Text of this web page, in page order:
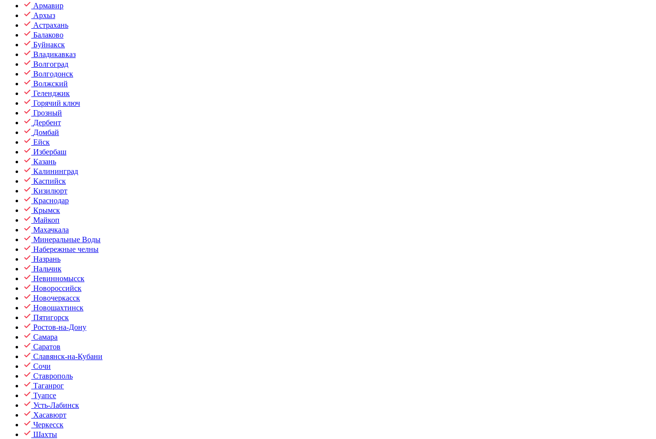
Армавир
Архыз
Астрахань
Балаково
Буйнакск
Владикавказ
Волгоград
Волгодонск
Волжский
Геленджик
Горячий ключ
Грозный
Дербент
Домбай
Ейск
Избербаш
Казань
Калининград
Каспийск
Кизилюрт
Краснодар
Крымск
Майкоп
Махачкала
Минеральные Воды
Набережные челны
Назрань
Нальчик
Невинномысск
Новороссийск
Новочеркасск
Новошахтинск
Пятигорск
Ростов-на-Дону
Самара
Саратов
Славянск-на-Кубани
Сочи
Ставрополь
Таганрог
Туапсе
Усть-Лабинск
Хасавюрт
Черкесск
Шахты